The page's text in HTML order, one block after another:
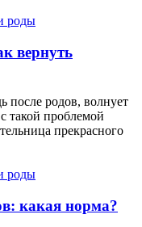
роды
вернуть
после родов, волнует
такой проблемой
прекрасного
роды
какая норма?